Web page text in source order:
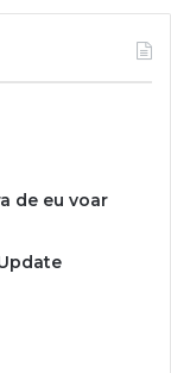
de eu voar